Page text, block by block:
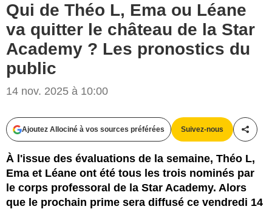
Qui de Théo L, Ema ou Léane
va quitter le château de la Star
Academy ? Les pronostics du
public
14 nov. 2025 à 10:00
Ajoutez Allociné à vos sources préférées Suivez-nous
À l'issue des évaluations de la semaine, Théo L,
Ema et Léane ont été tous les trois nominés par
le corps professoral de la Star Academy. Alors
que le prochain prime sera diffusé ce vendredi 14